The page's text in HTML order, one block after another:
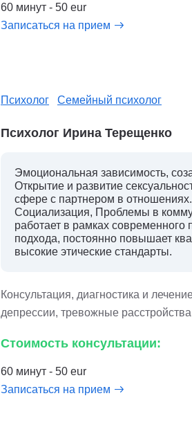
60 минут - 50 eur
Записаться на прием
Психолог Семейный психолог
Психолог Ирина Терещенко
Эмоциональная зависимость,
Открытие и развитие
сфере с партнером в
Социализация, Проблемы в
работает в рамках современного
подхода, постоянно повышает
высокие этические стандарты.
Консультация, диагностика и
депрессии, тревожные
Стоимость консультации:
60 минут - 50 eur
Записаться на прием